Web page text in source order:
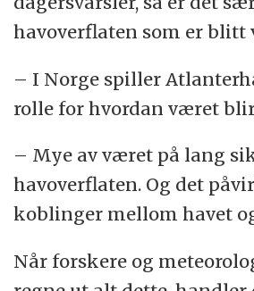
havoverflaten som er blitt
– I Norge spiller
rolle for hvordan været
– Mye av været på lang
havoverflaten. Og det
koblinger mellom havet
Når forskere og